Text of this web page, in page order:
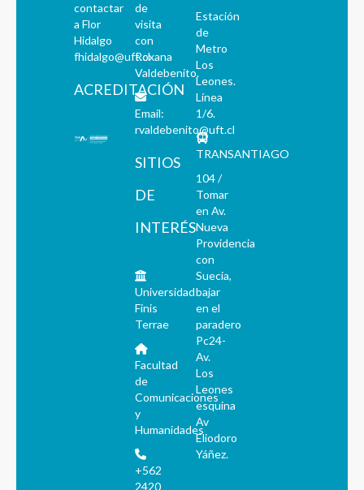
contactar
a Flor
Hidalgo
fhidalgo@uft.cl
ACREDITACIÓN
de
visita
con
Roxana
Valdebenito.
Email:
rvaldebenito@uft.cl
SITIOS
DE
INTERÉS
Universidad
Finis
Terrae
Facultad
de
Comunicaciones
y
Humanidades
+562
2420
Estación
de
Metro
Los
Leones.
Línea
1/6.
TRANSANTIAGO
104 /
Tomar
en Av.
Nueva
Providencia
con
Suecia,
bajar
en el
paradero
Pc24-
Av.
Los
Leones
esquina
Av
Eliodoro
Yáñez.